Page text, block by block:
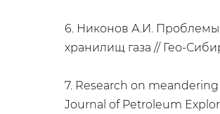
6. Никонов А.И. Проблемы
хранилищ газа // Гео-
7. Research on
Journal of Petroleum